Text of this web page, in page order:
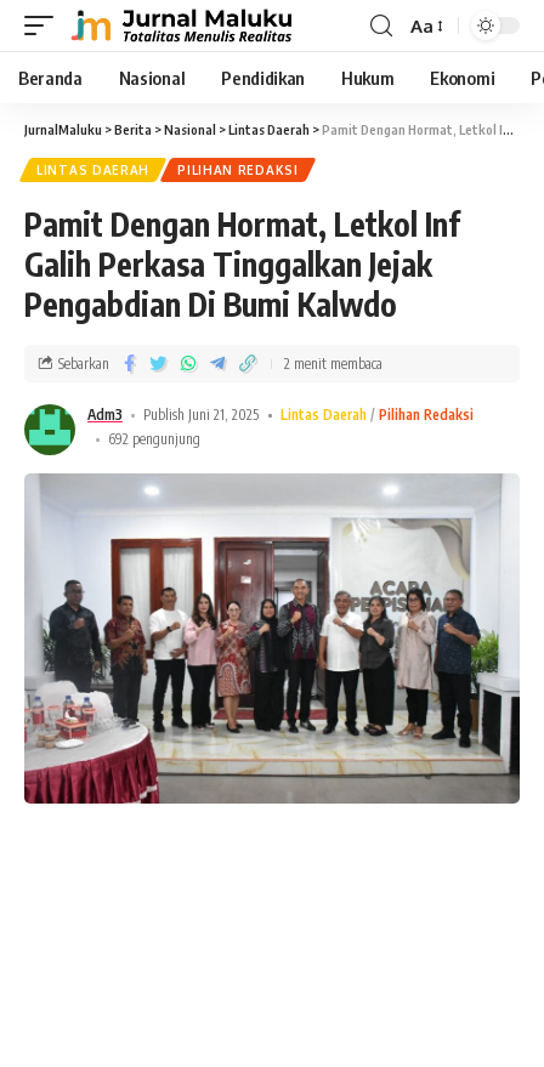
Aa
Beranda Nasional Pendidikan Hukum Ekonomi
JurnalMaluku >Berita >Nasional >Lintas Daerah >Pamit Dengan Hormat, Letkol Inf Galih Perkasa Tinggalkan Jejak Pengabdian Di Bumi Kalwdo
LINTAS DAERAH PILIHAN REDAKSI
Pamit Dengan Hormat, Letkol Inf
Galih Perkasa Tinggalkan Jejak
Pengabdian Di Bumi Kalwdo
Adm3 Publish Juni 21, 2025 Lintas Daerah
Pilihan Redaksi
692 pengunjung
Sebarkan 2 menit membaca